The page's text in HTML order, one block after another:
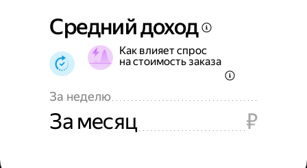
Средний доход
Как влияет спрос
на стоимость заказа
За неделю
За месяц ₽